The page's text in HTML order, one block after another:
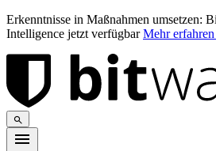
Erkenntnisse in Maßnahmen umsetzen:
Intelligence jetzt verfügbarMehr